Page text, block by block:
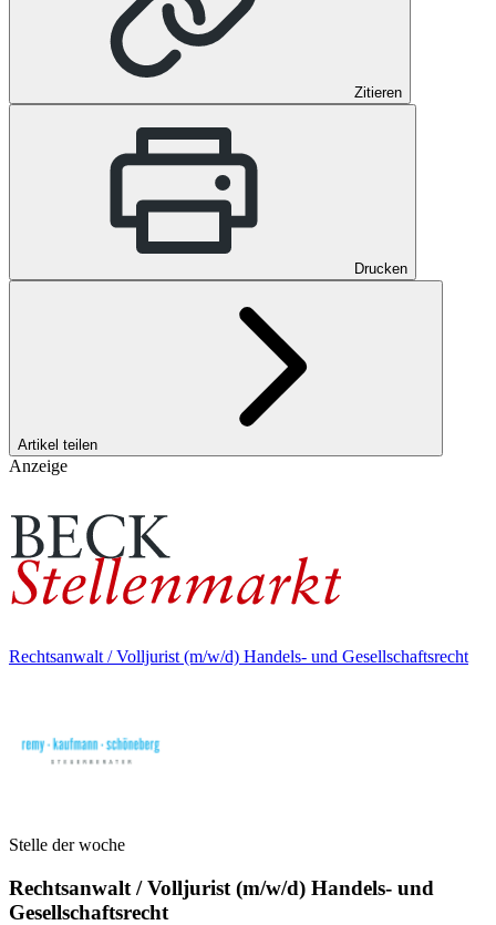
Zitieren
Drucken
Artikel teilen
Anzeige
Rechtsanwalt / Volljurist (m/w/d) Handels- und Gesellschaftsrecht
Stelle der woche
Rechtsanwalt / Volljurist (m/w/d) Handels- und
Gesellschaftsrecht